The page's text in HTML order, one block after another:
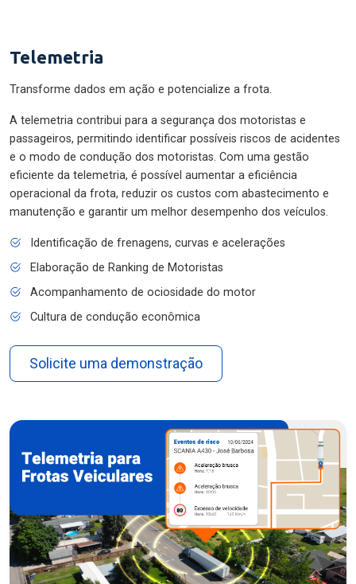
Telemetria
Transforme dados em ação e potencialize a frota.
A telemetria contribui para a segurança dos motoristas e
passageiros, permitindo identificar possíveis riscos de acidentes
e o modo de condução dos motoristas. Com uma gestão
eficiente da telemetria, é possível aumentar a eficiência
operacional da frota, reduzir os custos com abastecimento e
manutenção e garantir um melhor desempenho dos veículos.
Identificação de frenagens, curvas e acelerações
Elaboração de Ranking de Motoristas
Acompanhamento de ociosidade do motor
Cultura de condução econômica
Solicite uma demonstração